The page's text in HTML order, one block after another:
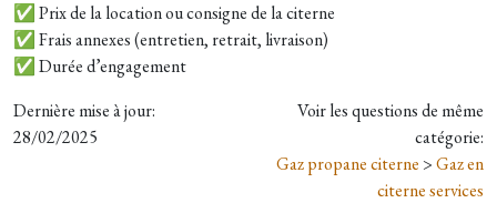
✅ Prix de la location ou consigne de la citerne
✅ Frais annexes (entretien, retrait, livraison)
✅ Durée d’engagement
Dernière mise à jour:
28/02/2025
Voir les questions de même
catégorie:
Gaz propane citerne >Gaz en
citerne services